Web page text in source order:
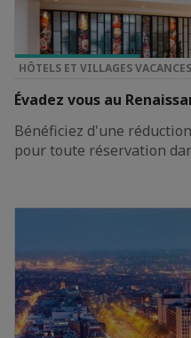
TOP PRIVILÈGE
HÔTELS ET VILLAGES VACANCES
Évadez vous au
Bénéficiez d'une
pour toute réservation